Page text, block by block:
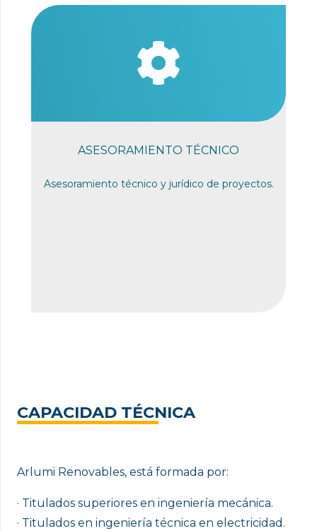
ASESORAMIENTO TÉCNICO
Asesoramiento técnico y jurídico de proyectos.
CAPACIDAD TÉCNICA
Arlumi Renovables, está formada por:
· Titulados superiores en ingeniería mecánica.
· Titulados en ingeniería técnica en electricidad.